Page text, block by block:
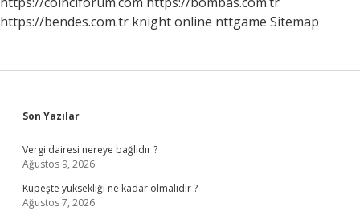
https://bendes.com.tr knight online nttgame Sitemap
Sidebar
Son Yazılar
Vergi dairesi nereye bağlıdır ?
Ağustos 9, 2026
Küpeşte yüksekliği ne kadar olmalıdır ?
Ağustos 7, 2026